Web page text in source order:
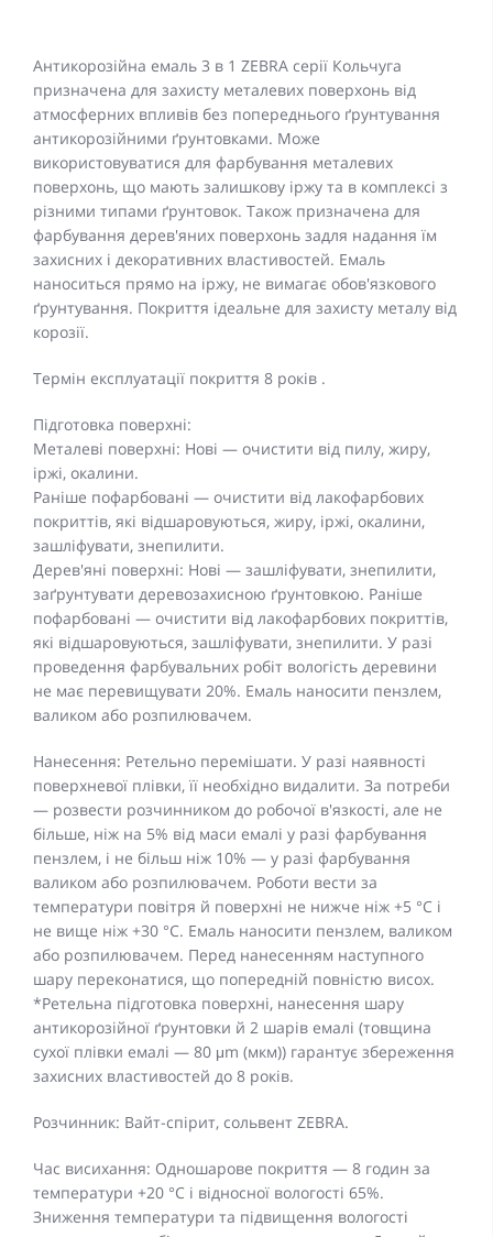
Антикорозійна емаль 3 в 1 ZEBRA серії Кольчуга
призначена для захисту металевих поверхонь від
атмосферних впливів без попереднього ґрунтування
антикорозійними ґрунтовками. Може
використовуватися для фарбування металевих
поверхонь, що мають залишкову іржу та в комплексі з
різними типами ґрунтовок. Також призначена для
фарбування дерев'яних поверхонь задля надання їм
захисних і декоративних властивостей. Емаль
наноситься прямо на іржу, не вимагає обов'язкового
ґрунтування. Покриття ідеальне для захисту металу від
корозії.
Термін експлуатації покриття 8 років .
Підготовка поверхні:
Металеві поверхні: Нові — очистити від пилу, жиру,
іржі, окалини.
Раніше пофарбовані — очистити від лакофарбових
покриттів, які відшаровуються, жиру, іржі, окалини,
зашліфувати, знепилити.
Дерев'яні поверхні: Нові — зашліфувати, знепилити,
заґрунтувати деревозахисною ґрунтовкою. Раніше
пофарбовані — очистити від лакофарбових покриттів,
які відшаровуються, зашліфувати, знепилити. У разі
проведення фарбувальних робіт вологість деревини
не має перевищувати 20%. Емаль наносити пензлем,
валиком або розпилювачем.
Нанесення: Ретельно перемішати. У разі наявності
поверхневої плівки, її необхідно видалити. За потреби
— розвести розчинником до робочої в'язкості, але не
більше, ніж на 5% від маси емалі у разі фарбування
пензлем, і не більш ніж 10% — у разі фарбування
валиком або розпилювачем. Роботи вести за
температури повітря й поверхні не нижче ніж +5 °C і
не вище ніж +30 °C. Емаль наносити пензлем, валиком
або розпилювачем. Перед нанесенням наступного
шару переконатися, що попередній повністю висох.
*Ретельна підготовка поверхні, нанесення шару
антикорозійної ґрунтовки й 2 шарів емалі (товщина
сухої плівки емалі — 80 μm (мкм)) гарантує збереження
захисних властивостей до 8 років.
Розчинник: Вайт-спірит, сольвент ZEBRA.
Час висихання: Одношарове покриття — 8 годин за
температури +20 °C і відносної вологості 65%.
Зниження температури та підвищення вологості